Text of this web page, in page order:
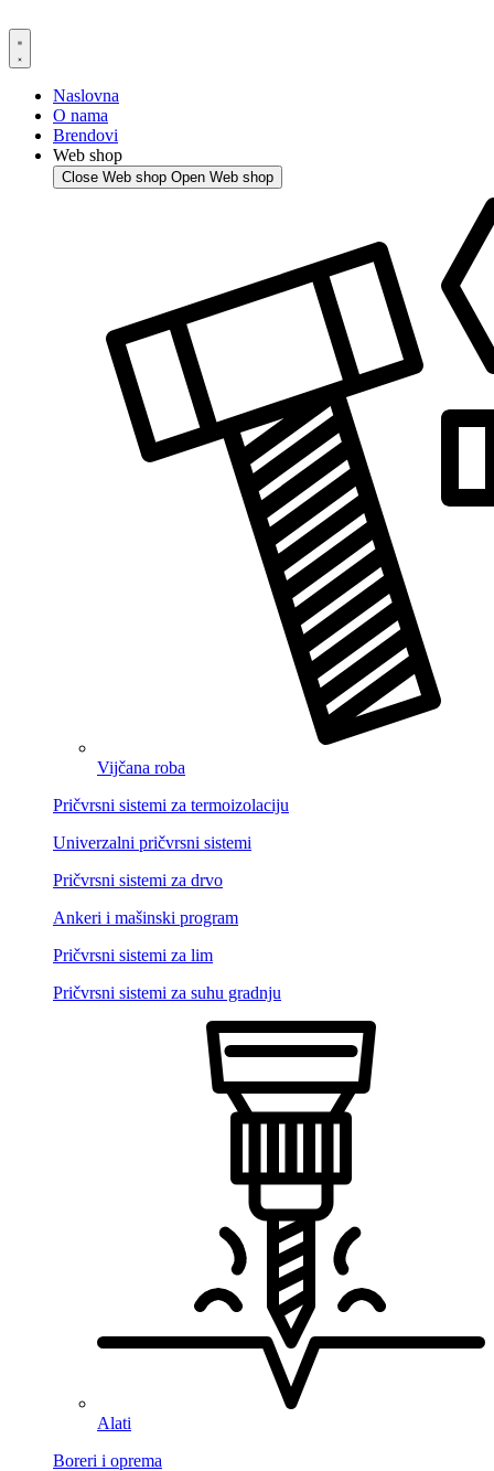
to
content
Naslovna
O nama
Brendovi
Web shop
Close Web shop Open Web shop
Vijčana roba
Pričvrsni sistemi za termoizolaciju
Univerzalni pričvrsni sistemi
Pričvrsni sistemi za drvo
Ankeri i mašinski program
Pričvrsni sistemi za lim
Pričvrsni sistemi za suhu gradnju
Alati
Boreri i oprema